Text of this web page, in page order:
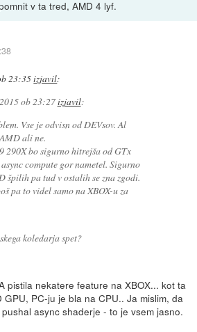
v ta tred, AMD 4 lyf.
23:35izjavil:
ob 23:27izjavil:
Vse je odvisn od DEVsov. Al
ali ne.
290X bo sigurno hitrejša od GTx
compute gor nametel. Sigurno
špilih pa tud v ostalih se zna zgodi.
pa to videl samo na XBOX-u za
koledarja spet?
pistila nekatere feature na XBOX... kot ta
PC-ju je bla na CPU.. Ja mislim, da
async shaderje - to je vsem jasno.